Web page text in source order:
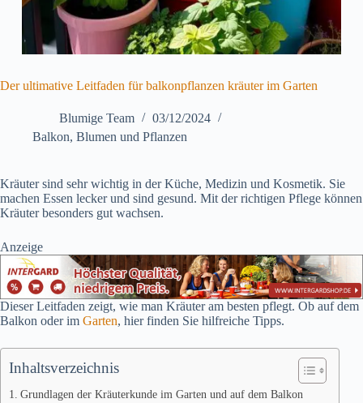
Der ultimative Leitfaden für balkonpflanzen kräuter im Garten
Blumige Team
03/12/2024
Balkon, Blumen und Pflanzen
Kräuter sind sehr wichtig in der Küche, Medizin und Kosmetik. Sie
machen Essen lecker und sind gesund. Mit der richtigen Pflege können
Kräuter besonders gut wachsen.
Anzeige
Dieser Leitfaden zeigt, wie man Kräuter am besten pflegt. Ob auf dem
Balkon oder im Garten, hier finden Sie hilfreiche Tipps.
Inhaltsverzeichnis
Grundlagen der Kräuterkunde im Garten und auf dem Balkon